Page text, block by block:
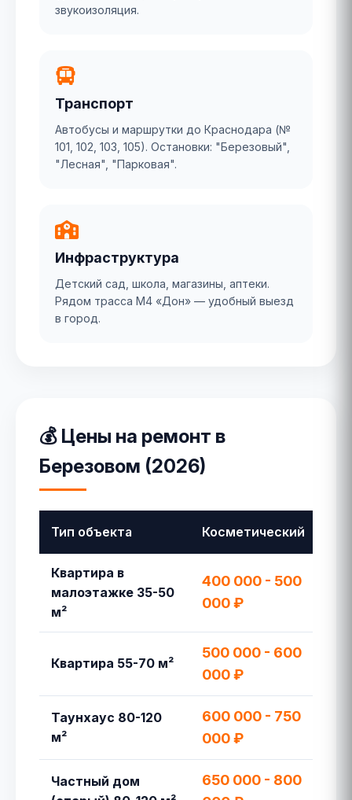
звукоизоляция.
Транспорт
Автобусы и маршрутки до Краснодара (№
101, 102, 103, 105). Остановки: "Березовый",
"Лесная", "Парковая".
Инфраструктура
Детский сад, школа, магазины, аптеки.
Рядом трасса М4 «Дон» — удобный выезд
в город.
💰 Цены на ремонт в
Березовом (2026)
Тип объекта Косметический
Квартира в
малоэтажке 35-50
м²
400 000 - 500
000 ₽
Квартира 55-70 м²
500 000 - 600
000 ₽
Таунхаус 80-120
м²
600 000 - 750
000 ₽
Частный дом
650 000 - 800